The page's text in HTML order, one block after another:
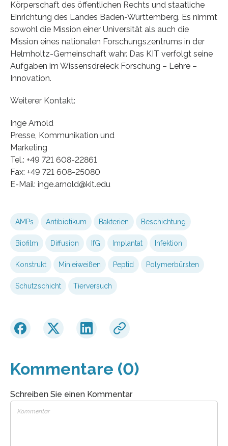
Körperschaft des öffentlichen Rechts und staatliche
Einrichtung des Landes Baden-Württemberg. Es nimmt
sowohl die Mission einer Universität als auch die
Mission eines nationalen Forschungszentrums in der
Helmholtz-Gemeinschaft wahr. Das KIT verfolgt seine
Aufgaben im Wissensdreieck Forschung – Lehre –
Innovation.
Weiterer Kontakt:
Inge Arnold
Presse, Kommunikation und
Marketing
Tel.: +49 721 608-22861
Fax: +49 721 608-25080
E-Mail: inge.arnold@kit.edu
AMPs Antibiotikum Bakterien Beschichtung
Biofilm Diffusion IfG Implantat Infektion
Konstrukt Minieiweißen Peptid Polymerbürsten
Schutzschicht Tierversuch
Kommentare (0)
Schreiben Sie einen Kommentar